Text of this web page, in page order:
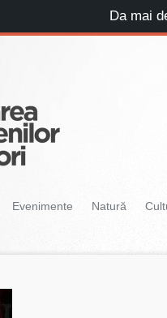
Evenimente Natură
Da mai